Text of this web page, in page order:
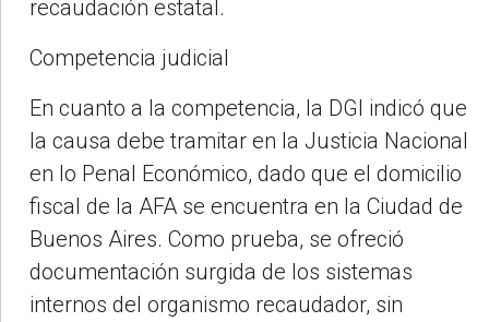
recaudación estatal.
Competencia judicial
En cuanto a la competencia, la DGI indicó que
la causa debe tramitar en la Justicia Nacional
en lo Penal Económico, dado que el domicilio
fiscal de la AFA se encuentra en la Ciudad de
Buenos Aires. Como prueba, se ofreció
documentación surgida de los sistemas
internos del organismo recaudador, sin